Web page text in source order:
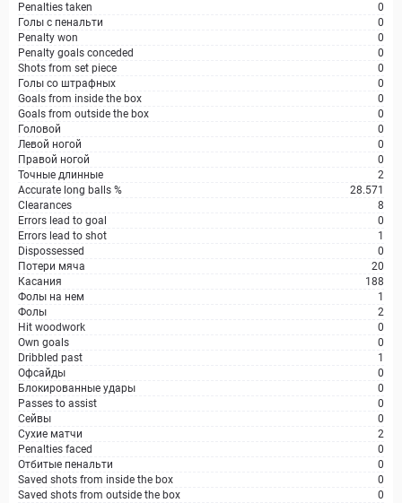
Penalties taken
0
Голы с пенальти
0
Penalty won
0
Penalty goals conceded
0
Shots from set piece
0
Голы со штрафных
0
Goals from inside the box
0
Goals from outside the box
0
Головой
0
Левой ногой
0
Правой ногой
0
Точные длинные
2
Accurate long balls %
28.571
Clearances
8
Errors lead to goal
0
Errors lead to shot
1
Dispossessed
0
Потери мяча
20
Касания
188
Фолы на нем
1
Фолы
2
Hit woodwork
0
Own goals
0
Dribbled past
1
Офсайды
0
Блокированные удары
0
Passes to assist
0
Сейвы
0
Сухие матчи
2
Penalties faced
0
Отбитые пенальти
0
Saved shots from inside the box
0
Saved shots from outside the box
0